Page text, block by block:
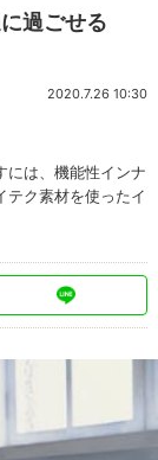
過ごせる
2020.7.26 10:30
には、機能性インナ
テク素材を使ったイ